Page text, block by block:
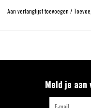
Aan verlanglijst toevoegen /
Meld je aan